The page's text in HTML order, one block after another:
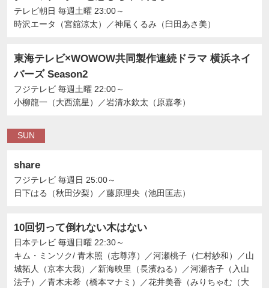
テレビ朝日 毎週土曜 23:00～
時沢エータ（宮舘涼太）
／神尾くるみ（臼田あさ美）
東海テレビ×WOWOW共同製作連続ドラマ 横浜ネイ
バーズ Season2
フジテレビ 毎週土曜 22:00～
小柳龍一（大西流星）
／岩清水欽太（原嘉孝）
SUN
share
フジテレビ 毎週日 25:00～
日下はる（秋田汐梨）
／藤原理央（池田匡志）
10回切って倒れない木はない
日本テレビ 毎週日曜 22:30～
キム・ミンソク/ 青木照（志尊淳）
／河瀬桃子（仁村紗和） ／山
城拓人（京本大我）
／新海映里（長濱ねる） ／河瀬杏子（入山
法子）
／青木未希（橋本マナミ） ／花井美香（みりちゃむ（大